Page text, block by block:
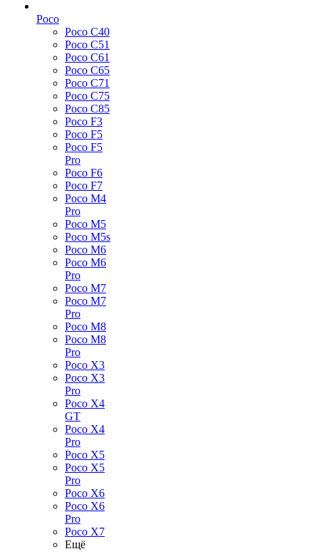
Poco
Poco C40
Poco C51
Poco C61
Poco C65
Poco C71
Poco C75
Poco C85
Poco F3
Poco F5
Poco F5
Pro
Poco F6
Poco F7
Poco M4
Pro
Poco M5
Poco M5s
Poco M6
Poco M6
Pro
Poco M7
Poco M7
Pro
Poco M8
Poco M8
Pro
Poco X3
Poco X3
Pro
Poco X4
GT
Poco X4
Pro
Poco X5
Poco X5
Pro
Poco X6
Poco X6
Pro
Poco X7
Ещё